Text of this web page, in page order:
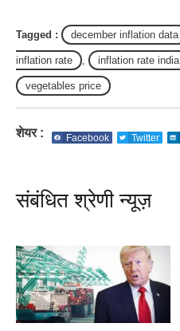
Tagged : december inflation data
inflation rate , inflation rate india
vegetables price
शेयर : Facebook Twitter
संबंधित श्रेणी न्यूज़